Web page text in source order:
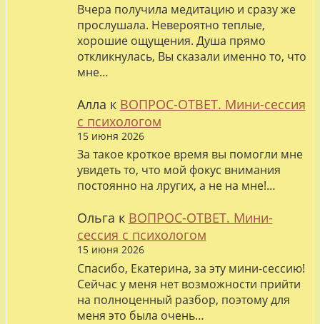
Вчера получила медитацию и сразу же
прослушала. Невероятно теплые,
хорошие ощущения. Душа прямо
откликнулась, Вы сказали именно то, что
мне…
Алла к ВОПРОС-ОТВЕТ. Мини-сессия
с психологом
15 июня 2026
За такое кроткое время вы помогли мне
увидеть то, что мой фокус внимания
постоянно на лругих, а не на мне!…
Ольга к ВОПРОС-ОТВЕТ. Мини-
сессия с психологом
15 июня 2026
Спасибо, Екатерина, за эту мини-сессию!
Сейчас у меня нет возможности прийти
на полноценный разбор, поэтому для
меня это была очень…